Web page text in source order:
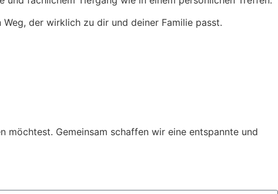
der wirklich zu dir und deiner Familie passt.
Gemeinsam schaffen wir eine entspannte und